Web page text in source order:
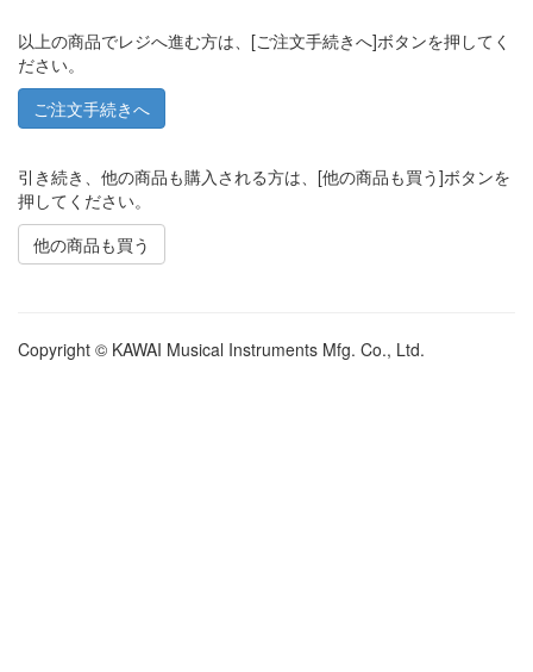
以上の商品でレジへ進む方は、[ご注文手続きへ]ボタンを押してく
ださい。
引き続き、他の商品も購入される方は、[他の商品も買う]ボタンを
押してください。
他の商品も買う
Copyright © KAWAI Musical Instruments Mfg. Co., Ltd.